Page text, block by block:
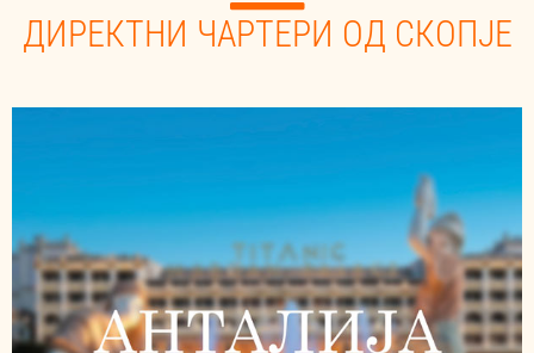
ДИРЕКТНИ ЧАРТЕРИ ОД СКOПЈЕ